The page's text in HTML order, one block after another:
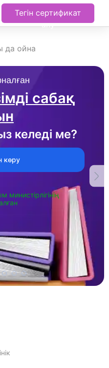
Тегін сертификат
алу
сабақ
келеді ме?
көру
да ойна